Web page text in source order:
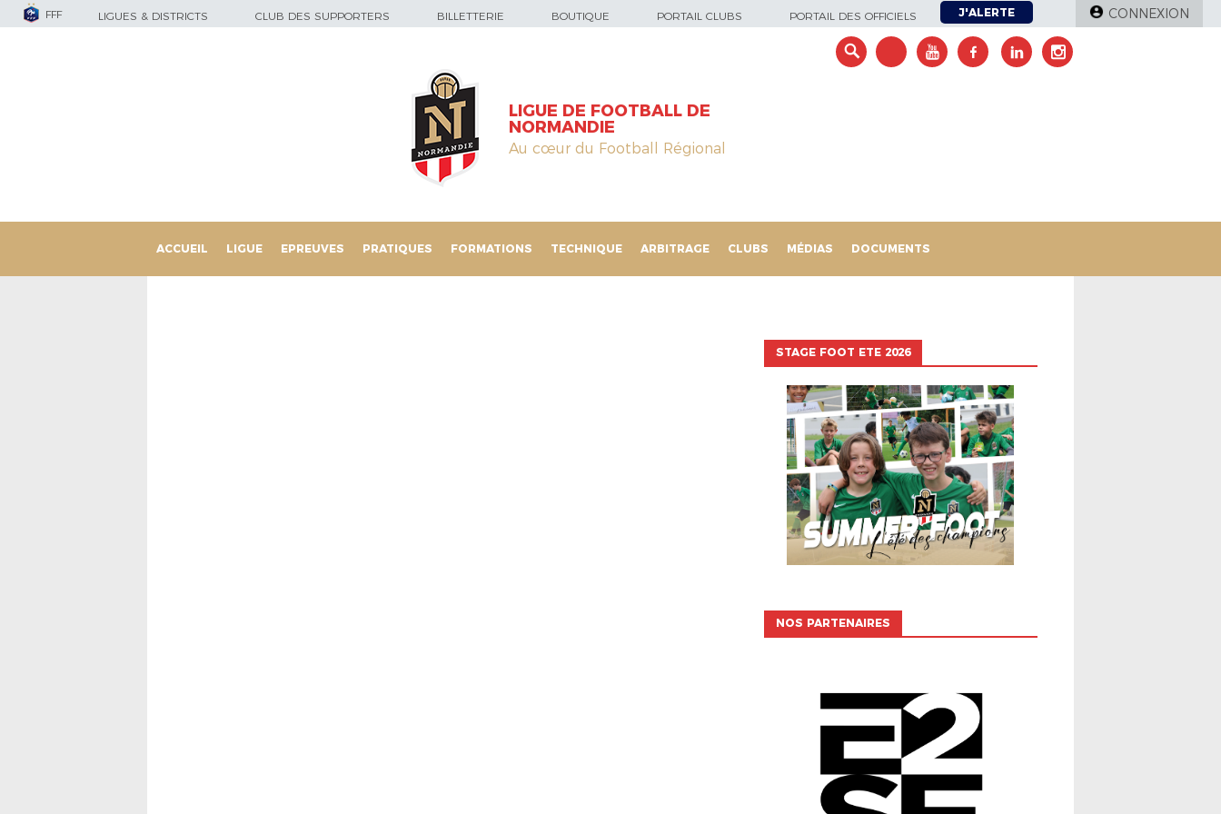
FFF LIGUES & DISTRICTS CLUB DES SUPPORTERS BILLETTERIE BOUTIQUE PORTAIL CLUBS PORTAIL DES OFFICIELS J'ALERTE CONNEXION
LIGUE DE FOOTBALL DE
NORMANDIE
Au cœur du Football Régional
ACCUEIL LIGUE EPREUVES PRATIQUES FORMATIONS TECHNIQUE ARBITRAGE CLUBS MÉDIAS DOCUMENTS
STAGE FOOT ETE 2026
NOS PARTENAIRES